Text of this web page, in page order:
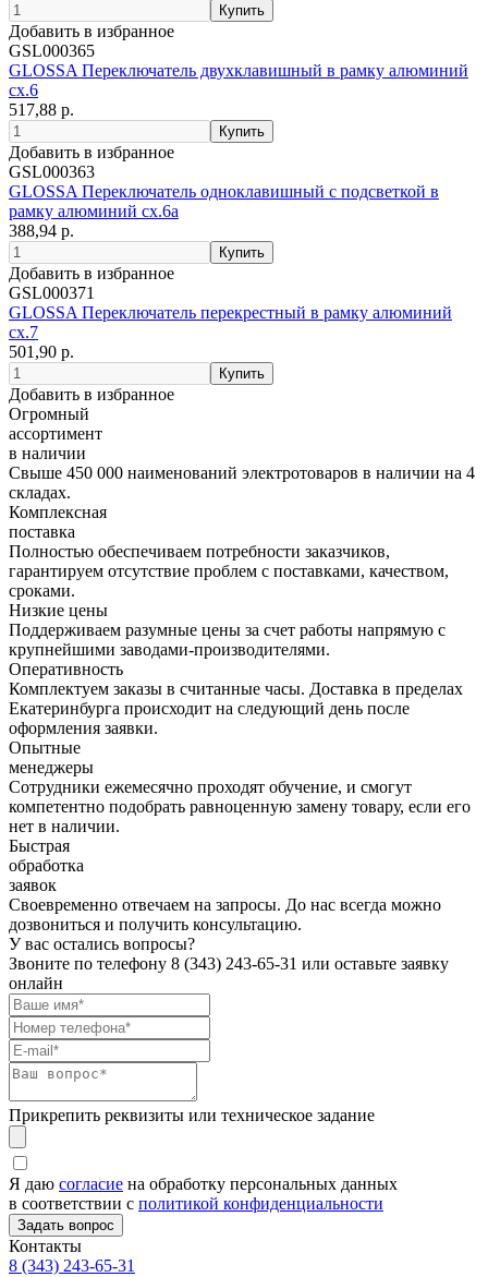
Добавить в избранное
GSL000365
GLOSSA Переключатель двухклавишный в рамку алюминий
сх.6
517,88 р.
Добавить в избранное
GSL000363
GLOSSA Переключатель одноклавишный с подсветкой в
рамку алюминий сх.6а
388,94 р.
Добавить в избранное
GSL000371
GLOSSA Переключатель перекрестный в рамку алюминий
сх.7
501,90 р.
Добавить в избранное
Огромный
ассортимент
в наличии
Свыше 450 000 наименований электротоваров в наличии на 4
складах.
Комплексная
поставка
Полностью обеспечиваем потребности заказчиков,
гарантируем отсутствие проблем с поставками, качеством,
сроками.
Низкие цены
Поддерживаем разумные цены за счет работы напрямую с
крупнейшими заводами-производителями.
Оперативность
Комплектуем заказы в считанные часы. Доставка в пределах
Екатеринбурга происходит на следующий день после
оформления заявки.
Опытные
менеджеры
Сотрудники ежемесячно проходят обучение, и смогут
компетентно подобрать равноценную замену товару, если его
нет в наличии.
Быстрая
обработка
заявок
Своевременно отвечаем на запросы. До нас всегда можно
дозвониться и получить консультацию.
У вас остались вопросы?
Звоните по телефону 8 (343) 243-65-31 или оставьте заявку
онлайн
Прикрепить реквизиты или техническое задание
Я даю согласие на обработку персональных данных
в соответствии с политикой конфиденциальности
Контакты
8 (343) 243-65-31